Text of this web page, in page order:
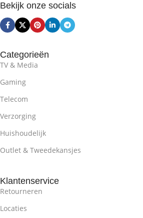
Bekijk onze socials
Categorieën
TV & Media
Gaming
Telecom
Verzorging
Huishoudelijk
Outlet & Tweedekansjes
Klantenservice
Retourneren
Locaties